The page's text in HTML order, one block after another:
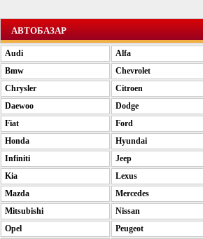
АВТОБАЗАР
Audi
Alfa
Bmw
Chevrolet
Chrysler
Citroen
Daewoo
Dodge
Fiat
Ford
Honda
Hyundai
Infiniti
Jeep
Kia
Lexus
Mazda
Mercedes
Mitsubishi
Nissan
Opel
Peugeot